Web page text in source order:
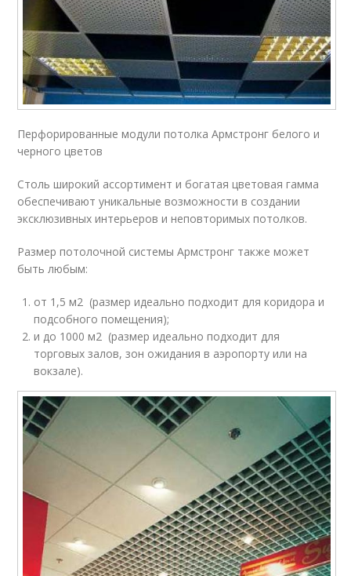
Перфорированные модули потолка Армстронг белого и
черного цветов
Столь широкий ассортимент и богатая цветовая гамма
обеспечивают уникальные возможности в создании
эксклюзивных интерьеров и неповторимых потолков.
Размер потолочной системы Армстронг также может
быть любым:
от 1,5 м2 (размер идеально подходит для коридора и
подсобного помещения);
и до 1000 м2 (размер идеально подходит для
торговых залов, зон ожидания в аэропорту или на
вокзале).